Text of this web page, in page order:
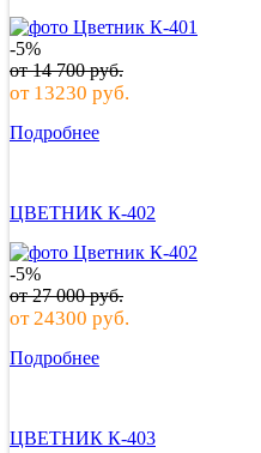
-5%
от14 700руб.
от 13230 руб.
Подробнее
ЦВЕТНИК К-402
-5%
от27 000руб.
от24300 руб.
Подробнее
ЦВЕТНИК К-403